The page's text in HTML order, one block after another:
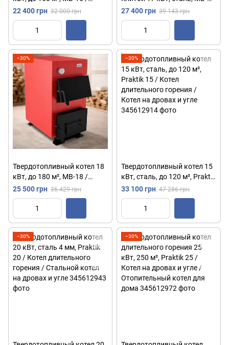
Котел на дровах и угле /
Котел для отопления
частного дома
22 400 грн 32 000 грн
17v / Котел на дровах и угле
/ Отопительный котел для
27 400 грн 39 143 грн
−30%
Твердотопливный котел 18
кВт, до 180 м², MB-18 /
Котел на дровах и угле /
Отопительный котел для
25 500 грн 36 429 грн
−30%
Твердотопливный котел 15
кВт, сталь, до 120 м², Praktik
15 / Котел длительного
горения / Котел на дровах и
33 100 грн 47 286 грн
−30% −30%